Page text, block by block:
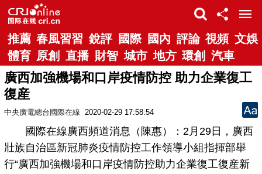
推薦 春風習習 銳評 國際 國內 評論 視頻 文娛
體育 原創 直播 財智 城市 地方 環創 汽車
廣西加強機場和口岸疫情防控 助力企業復工
復産
中央廣電總台國際在線 2020-02-29 17:58:54
國際在線廣西頻道消息（陳惠）：2月29日，廣西
壯族自治區新冠肺炎疫情防控工作領導小組指揮部舉
行“廣西加強機場和口岸疫情防控助力企業復工復産新